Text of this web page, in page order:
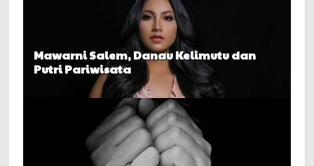
Mawarni Salem, Danau Kelimutu dan
Putri Pariwisata